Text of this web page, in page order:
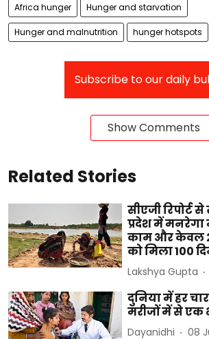
Africa hunger Hunger and starvation
Hunger and malnutrition hunger hotspots
Subscribe to our daily
Show Comments
Related Stories
सीएजी रिपोर्ट
प्रदेश में मनरेगा
काम और केवल 2
को मिला 100
Lakshya Gupta
दुनिया में हर
मरीजों में से एक
Dayanidhi 08